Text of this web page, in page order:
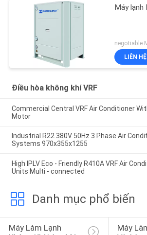
Máy lạnh
negotiable
LIÊN HỆ
Điều hòa không khí VRF
Commercial Central VRF Air Conditioner
Motor
Industrial R22 380V 50Hz 3 Phase Air
Systems 970x355x1255
High IPLV Eco - Friendly R410A VRF Air
Units Multi - connected
Danh mục phổ biến
Máy Làm Lạnh
Máy